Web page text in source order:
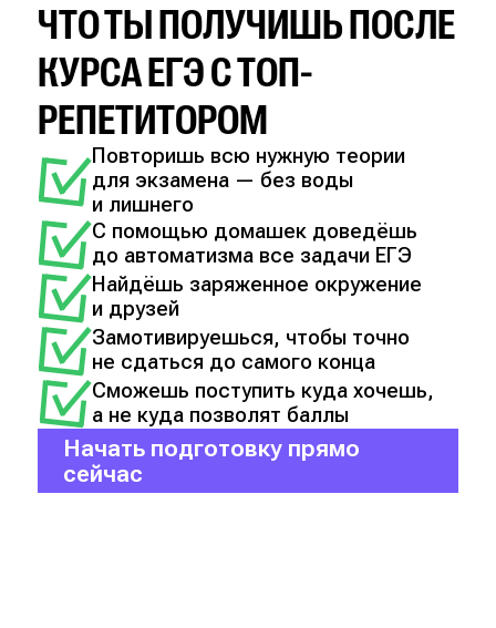
ЧТО ТЫ ПОЛУЧИШЬ ПОСЛЕ
КУРСА ЕГЭ С ТОП-
РЕПЕТИТОРОМ
Повторишь всю нужную теории
для экзамена — без воды
и лишнего
С помощью домашек доведёшь
до автоматизма все задачи ЕГЭ
Найдёшь заряженное окружение
и друзей
Замотивируешься, чтобы точно
не сдаться до самого конца
Сможешь поступить куда хочешь,
а не куда позволят баллы
Начать подготовку прямо
сейчас